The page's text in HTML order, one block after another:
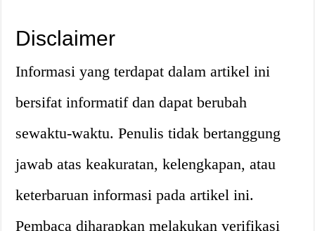
Disclaimer
Informasi yang terdapat dalam artikel ini
bersifat informatif dan dapat berubah
sewaktu-waktu. Penulis tidak bertanggung
jawab atas keakuratan, kelengkapan, atau
keterbaruan informasi pada artikel ini.
Pembaca diharapkan melakukan verifikasi